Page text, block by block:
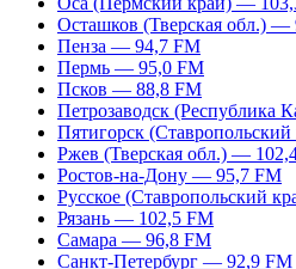
Осташков (Тверская обл.) —
Пенза — 94,7 FM
Пермь — 95,0 FM
Псков — 88,8 FM
Петрозаводск (Республика
Пятигорск
Ржев (Тверская обл.) —
Ростов-на-Дону — 95,7 FM
Русское (Ставропольский
Рязань — 102,5 FM
Самара — 96,8 FM
Санкт-Петербург — 92,9 FM